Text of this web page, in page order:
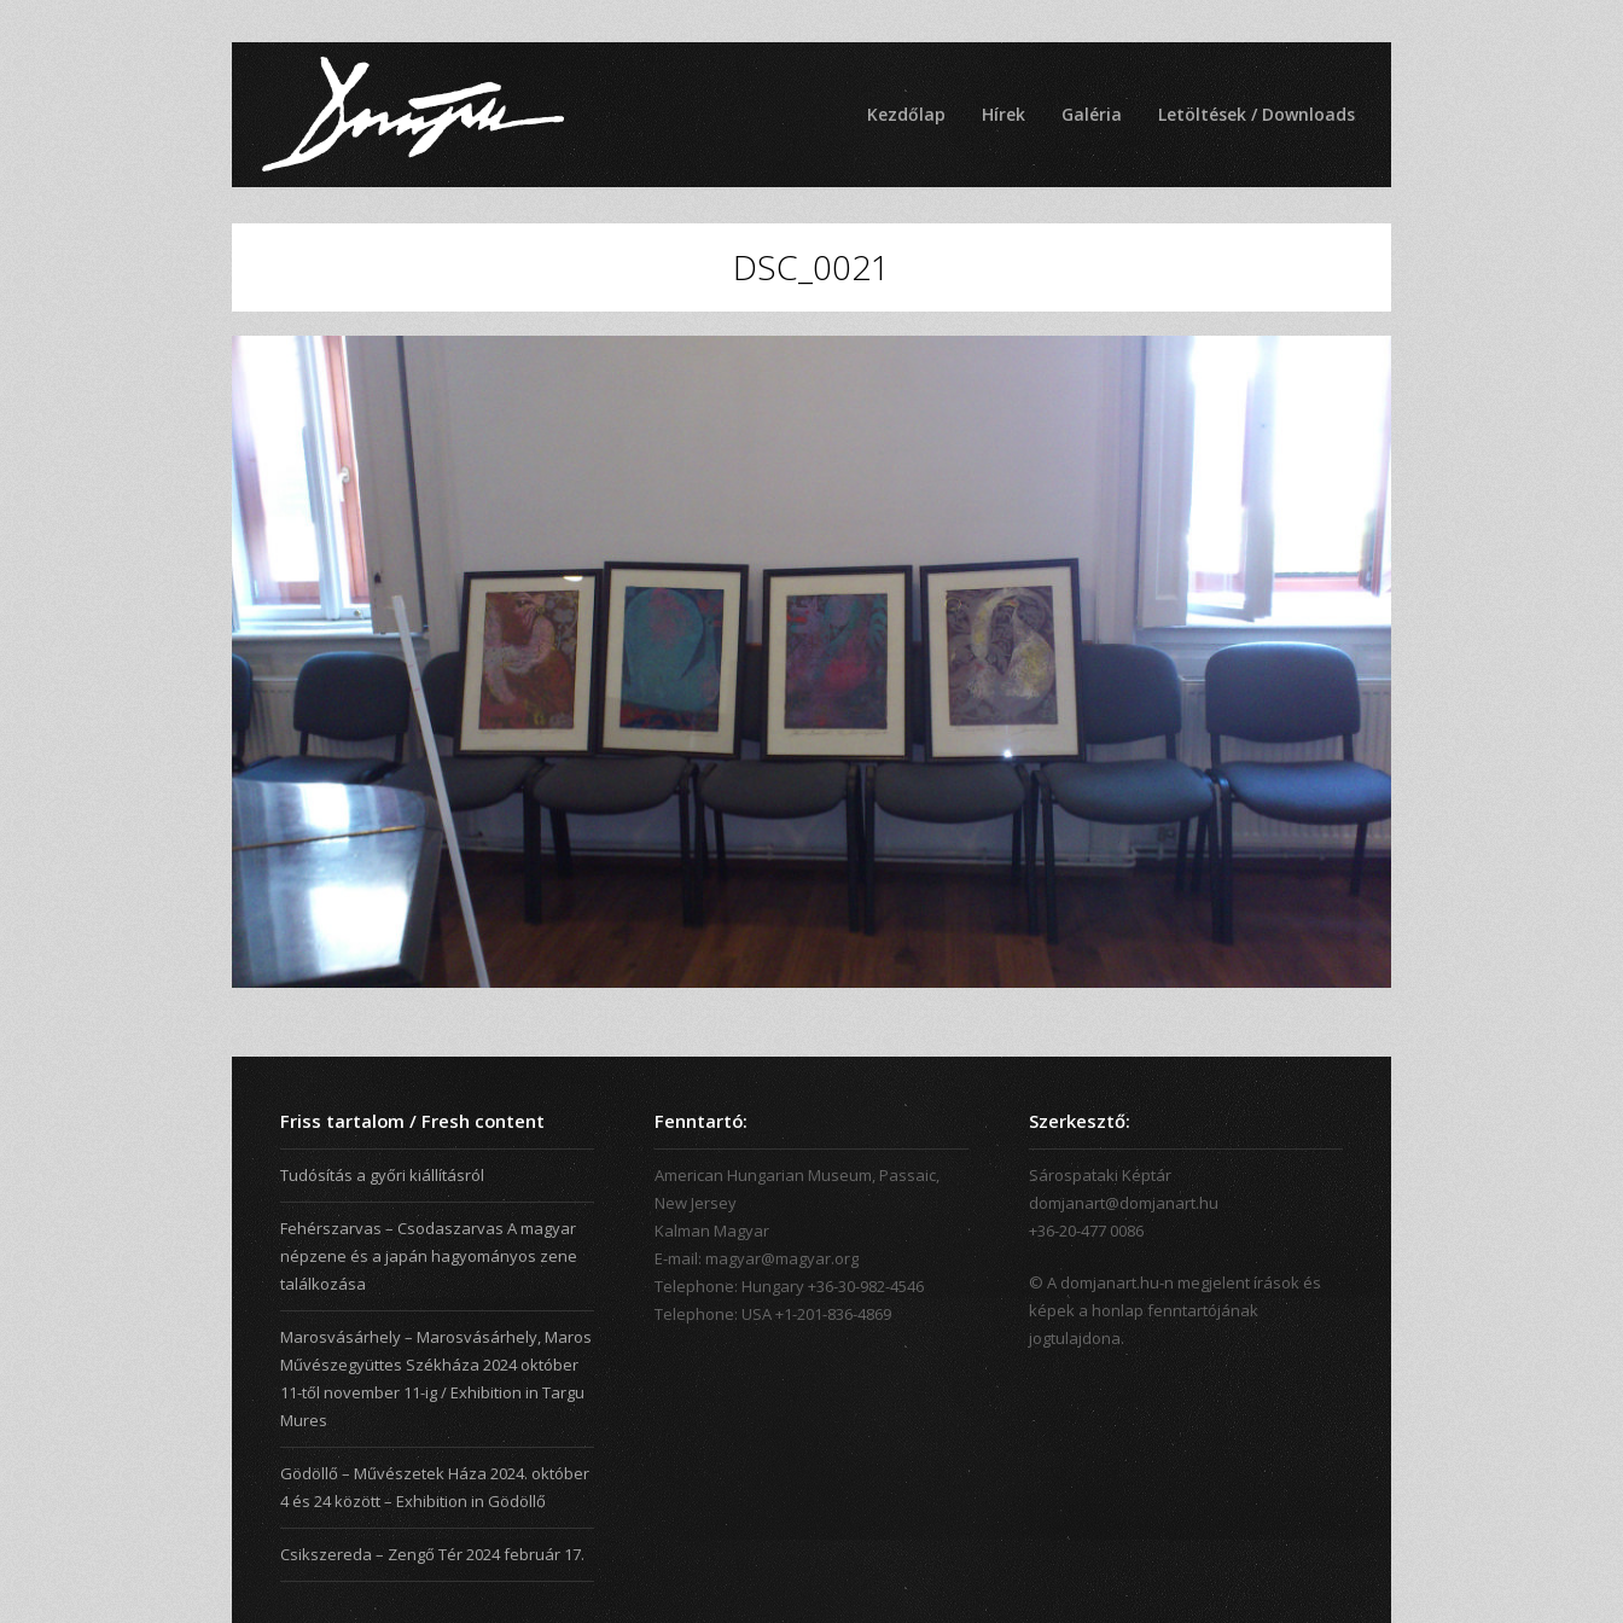
Kezdőlap Hírek Galéria Letöltések / Downloads
DSC_0021
Friss tartalom / Fresh content
Tudósítás a győri kiállításról
Fehérszarvas – Csodaszarvas A magyar
népzene és a japán hagyományos zene
találkozása
Marosvásárhely – Marosvásárhely, Maros
Művészegyüttes Székháza 2024 október
11-től november 11-ig / Exhibition in Targu
Mures
Gödöllő – Művészetek Háza 2024. október
4 és 24 között – Exhibition in Gödöllő
Csikszereda – Zengő Tér 2024 február 17.
Fenntartó:
American Hungarian Museum, Passaic,
New Jersey
Kalman Magyar
E-mail: magyar@magyar.org
Telephone: Hungary +36-30-982-4546
Telephone: USA +1-201-836-4869
Szerkesztő:
Sárospataki Képtár
domjanart@domjanart.hu
+36-20-477 0086
© A domjanart.hu-n megjelent írások és
képek a honlap fenntartójának
jogtulajdona.